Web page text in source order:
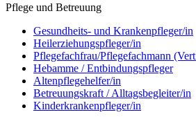
Pflege und Betreuung
Gesundheits- und Krankenpfleger/in
Heilerziehungspfleger/in
Pflegefachfrau/Pflegefachmann
Hebamme / Entbindungspfleger
Altenpflegehelfer/in
Betreuungskraft / Alltagsbegleiter/in
Kinderkrankenpfleger/in